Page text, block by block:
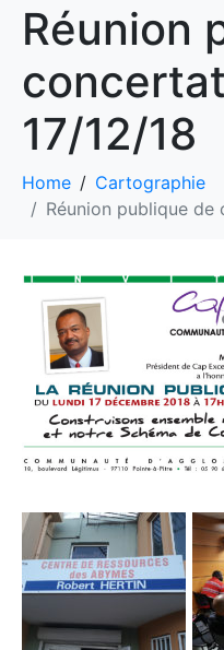
Réunion
17/12/18
Home
Cartographie
Réunion publique de